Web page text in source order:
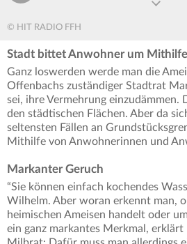
© HIT RADIO FFH
Stadt bittet Anwohner um Mithilfe
Ganz loswerden werde man die
Offenbachs zuständiger Stadtrat
sei, ihre Vermehrung einzudämmen.
den städtischen Flächen. Aber da
seltensten Fällen an
Mithilfe von Anwohnerinnen und
Markanter Geruch
“Sie können einfach kochendes
Wilhelm. Aber woran erkennt man,
heimischen Ameisen handelt oder
ein ganz markantes Merkmal, erklärt